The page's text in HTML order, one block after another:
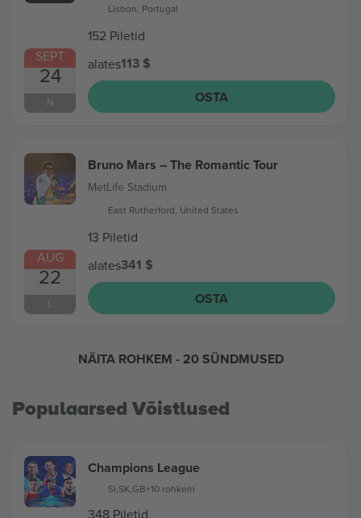
SEPT
24
N
Lisbon, Portugal
152 Piletid
alates113 $
OSTA
AUG
22
L
Bruno Mars – The Romantic Tour
MetLife Stadium
East Rutherford, United States
13 Piletid
alates341 $
OSTA
NÄITA ROHKEM - 20 SÜNDMUSED
Populaarsed Võistlused
Champions League
SI,SK,GB+10 rohkem
348 Piletid